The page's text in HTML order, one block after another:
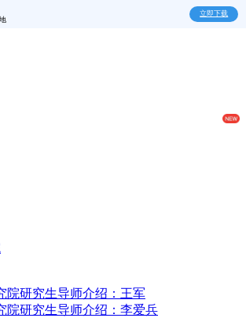
立即下载
院研究生导师介绍：王军
院研究生导师介绍：李爱兵